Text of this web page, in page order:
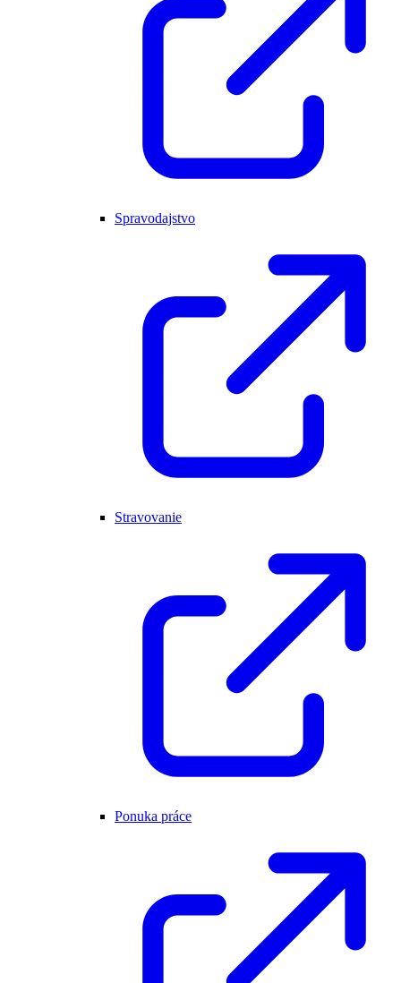
Spravodajstvo
Stravovanie
Ponuka práce